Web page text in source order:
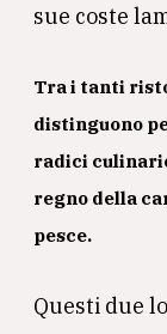
sue coste
Tra i tanti
distinguono
radici
regno della
pesce.
Questi due